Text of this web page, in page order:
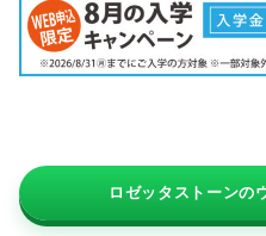
ロゼッタストーンの